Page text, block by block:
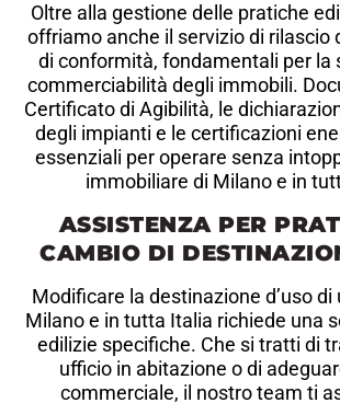
Oltre alla gestione delle pratiche
offriamo anche il servizio di rilascio
di conformità, fondamentali per la
commerciabilità degli immobili.
Certificato di Agibilità, le
degli impianti e le certificazioni
essenziali per operare senza
immobiliare di Milano e in
ASSISTENZA PER
CAMBIO DI
Modificare la destinazione d’uso
Milano e in tutta Italia richiede una
edilizie specifiche. Che si tratti di
ufficio in abitazione o di
commerciale, il nostro team ti